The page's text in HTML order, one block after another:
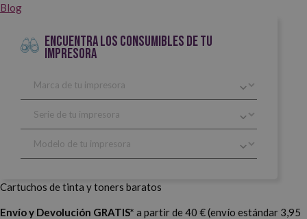
Blog
ENCUENTRA LOS CONSUMIBLES DE TU
IMPRESORA
Cartuchos de tinta y toners baratos
Envío y Devolución GRATIS* a partir de 40 € (envío estándar 3,95